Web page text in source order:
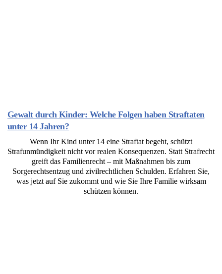
Gewalt durch Kinder: Welche Folgen haben Straftaten
unter 14 Jahren?
Wenn Ihr Kind unter 14 eine Straftat begeht, schützt
Strafunmündigkeit nicht vor realen Konsequenzen. Statt Strafrecht
greift das Familienrecht – mit Maßnahmen bis zum
Sorgerechtsentzug und zivilrechtlichen Schulden. Erfahren Sie,
was jetzt auf Sie zukommt und wie Sie Ihre Familie wirksam
schützen können.